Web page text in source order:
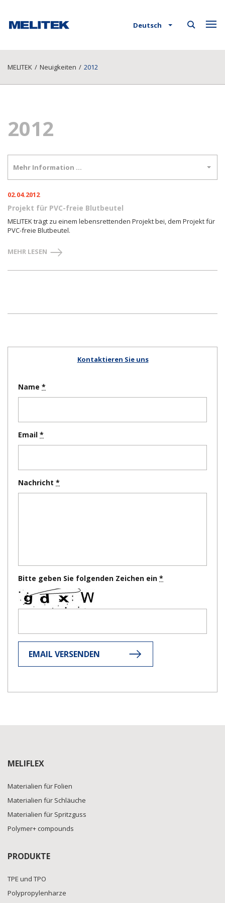
Deutsch
MELITEK / Neuigkeiten / 2012
2012
Mehr Information …
02.04.2012
Projekt für PVC-freie Blutbeutel
MELITEK trägt zu einem lebensrettenden Projekt bei, dem Projekt für
PVC-freie Blutbeutel.
MEHR LESEN
Kontaktieren Sie uns
Name
Email
Nachricht
Bitte geben Sie folgenden Zeichen ein
EMAIL VERSENDEN
MELIFLEX
Materialien für Folien
Materialien für Schläuche
Materialien für Spritzguss
Polymer+ compounds
PRODUKTE
TPE und TPO
Polypropylenharze